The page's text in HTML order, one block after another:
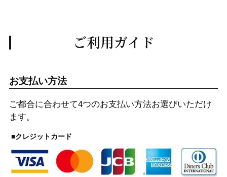
ご利用ガイド
お支払い方法
ご都合に合わせて4つのお支払い方法お選びいただけ
ます。
■クレジットカード